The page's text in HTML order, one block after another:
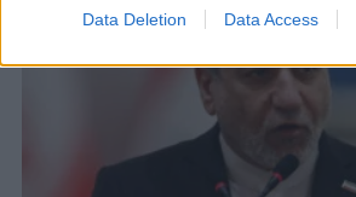
Data Deletion Data Access